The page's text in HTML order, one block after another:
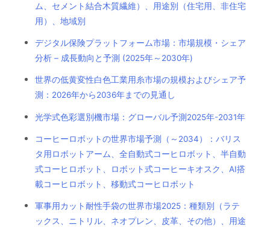
ム、セメント結合木質繊維）、用途別（住宅用、非住宅
用）、地域別
デジタル保険プラットフォーム市場：市場規模・シェア
分析 – 成長動向と予測 (2025年～2030年)
世界の低黄変性白色工業用糸市場の規模およびシェア予
測：2026年から2036年までの見通し
光学式色彩選別機市場：グローバル予測2025年-2031年
コーヒーロボットの世界市場予測（～2034）：バリス
タ用ロボットアーム、全自動式コーヒロボット、半自動
式コーヒロボット、ロボット式コーヒーキオスク、AI搭
載コーヒロボット、移動式コーヒロボット
軍事用カット耐性手袋の世界市場2025：種類別（ラテ
ックス、ニトリル、ネオプレン、皮革、その他）、用途